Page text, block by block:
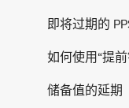
即将过期的
如何使用“提
储备值的延期